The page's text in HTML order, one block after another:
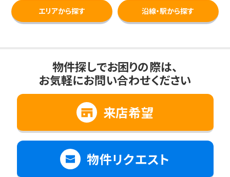
エリアから探す 沿線・駅から探す
物件探しでお困りの際は、
お気軽にお問い合わせください
来店希望
物件リクエスト